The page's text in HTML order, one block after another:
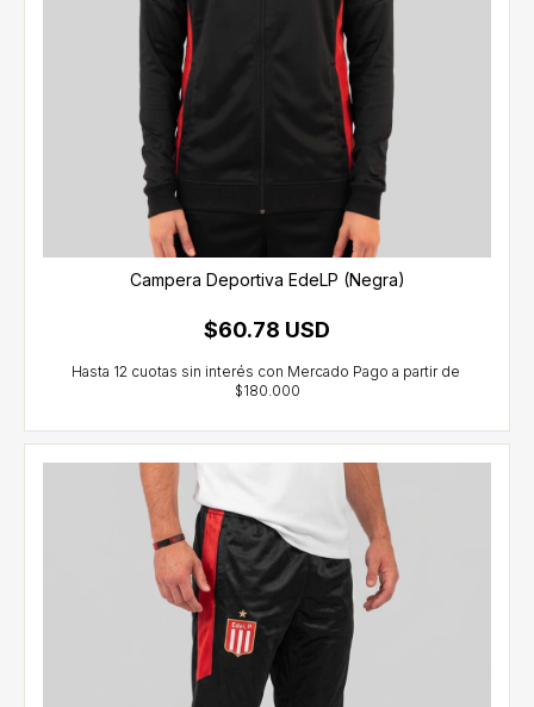
Campera Deportiva EdeLP (Negra)
$60.78 USD